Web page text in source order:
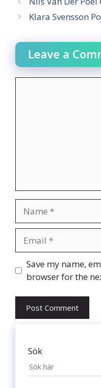
Klara Svensson
Leave a
Website
Save my name,
browser for the
Sök